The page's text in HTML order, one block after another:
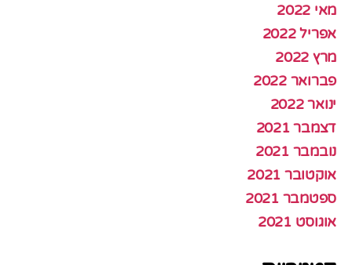
מאי 2022
אפריל 2022
מרץ 2022
פברואר 2022
ינואר 2022
דצמבר 2021
נובמבר 2021
אוקטובר 2021
ספטמבר 2021
אוגוסט 2021